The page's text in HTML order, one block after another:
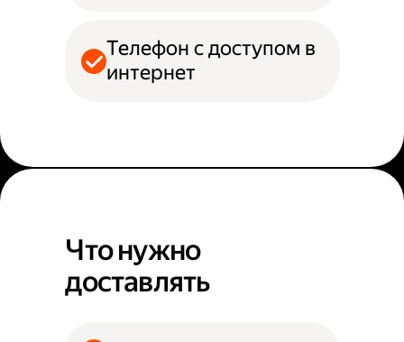
Телефон с доступом в
интернет
Что нужно
доставлять